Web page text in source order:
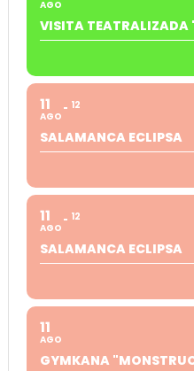
AGO
VISITA TEATRALIZADA
11
AGO
12
SALAMANCA ECLIPSA
11
AGO
12
SALAMANCA ECLIPSA
11
AGO
GYMKANA